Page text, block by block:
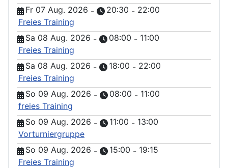
Fr 07 Aug. 2026 - 20:30 - 22:00
Freies Training
Sa 08 Aug. 2026 - 08:00 - 11:00
Freies Training
Sa 08 Aug. 2026 - 18:00 - 22:00
Freies Training
So 09 Aug. 2026 - 08:00 - 11:00
freies Training
So 09 Aug. 2026 - 11:00 - 13:00
Vorturniergruppe
So 09 Aug. 2026 - 15:00 - 19:15
Freies Training